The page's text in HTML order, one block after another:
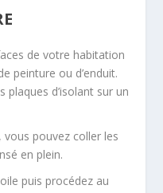
de votre habitation
peinture ou d’enduit.
plaques d’isolant sur un
pouvez coller les
en plein.
puis procédez au